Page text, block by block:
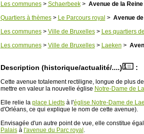
Les communes> Schaerbeek> Avenue de la Reine
Quartiers à thèmes> Le Parcours royal > Avenue
Les communes> Ville de Bruxelles> Les quartiers
Les communes> Ville de Bruxelles> Laeken >
Description (historique/actualité/....) :
Cette avenue totalement rectiligne, longue de plus
mettre en valeur la nouvelle église Notre-Dame de
Elle relie la place Liedtsà l'église Notre-Dame de
d'Orléans, ce qui explique le nom de cette avenue).
Envisagée d'un autre point de vue, elle constitue
Palaisà l'avenue du Parc royal .